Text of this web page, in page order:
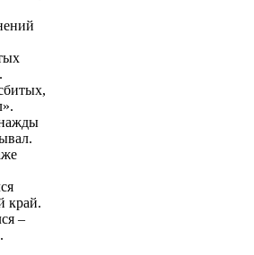
край.
–